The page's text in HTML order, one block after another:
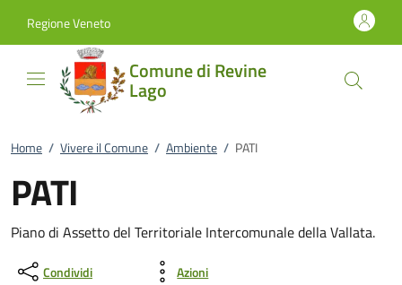
Regione Veneto
Comune di Revine
Lago
Home / Vivere il Comune / Ambiente / PATI
PATI
Piano di Assetto del Territoriale Intercomunale della Vallata.
Condividi Azioni